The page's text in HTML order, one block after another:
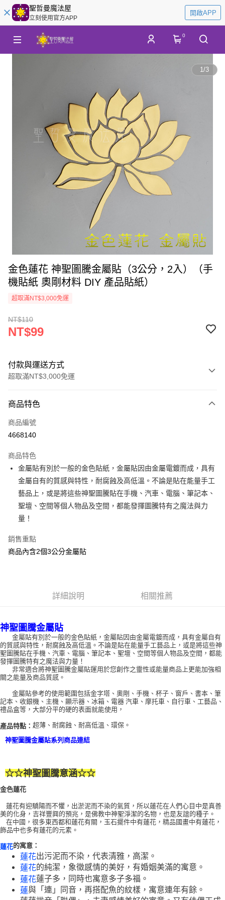
聖哲曼魔法屋
立刻使用官方APP
開啟APP
0
1/3
金色蓮花 神聖圖騰金屬貼（3公分，2入）（手
機貼紙 奧剛材料 DIY 產品貼紙）
超取滿NT$3,000免運
NT$110
NT$99
付款與運送方式
超取滿NT$3,000免運
信用卡一次付款
超商取貨付款
Apple Pay
街口支付
悠遊付
ATM付款
賣家宅配幫您送（台灣）
每筆NT$80，滿NT$3,000(含以上)免運費
郵局幫你送（離島）
每筆NT$80，滿NT$3,000(含以上)免運費
付款後門市自取
免運費
商品特色
商品編號
4668140
商品特色
金屬貼有別於一般的金色貼紙，金屬貼因由金屬電鍍而成，具有
金屬自有的質感與特性，耐腐蝕及高低溫。不論是貼在能量手工
藝品上，或是將這些神聖圖騰貼在手機、汽車、電腦、筆記本、
聖壇、空間等個人物品及空間，都能發揮圖騰特有之魔法與力
量！
銷售重點
商品內含2個3公分金屬貼
詳細說明 相關推薦
神聖圖騰金屬貼
金屬貼有別於一般的金色貼紙，金屬貼因由金屬電鍍而成，具有金屬自有
的質感與特性，耐腐蝕及高低溫。不論是貼在能量手工藝品上，或是將這些神
聖圖騰貼在手機、汽車、電腦、筆記本、聖壇、空間等個人物品及空間，都能
發揮圖騰特有之魔法與力量！
非常適合將神聖圖騰金屬貼運用於您創作之靈性或能量商品上更能加強相
關之能量及商品質感。
金屬貼參考的使用範圍包括金字塔、奧剛、手機、杯子、窗戶、書本、筆
記本、收銀機、主機、顯示器、冰箱、電器 汽車、摩托車、自行車、工藝品、
禮品盒等，大部分平的硬的表面就能使用，
產品特點： 超薄、耐腐蝕、耐高低溫、環保。
神聖圖騰金屬貼系列商品連結
☆☆神聖圖騰意涵☆☆
金色蓮花
蓮花有迎驕陽而不懼，出淤泥而不染的氣質，所以蓮花在人們心目中是真善
美的化身，吉祥豐興的預兆，是佛教中神聖淨潔的名物，也是友誼的種子。
在中國，很多東西都和蓮花有關，玉石擺件中有蓮花，精品國畫中有蓮花，
飾品中也多有蓮花的元素。
蓮花的寓意：
蓮花出污泥而不染，代表清雅，高潔。
蓮花的純潔，象徵感情的美好，有婚姻美滿的寓意。
蓮花蓮子多，同時也寓意多子多福。
蓮與「連」同音，再搭配魚的紋樣，寓意連年有餘。